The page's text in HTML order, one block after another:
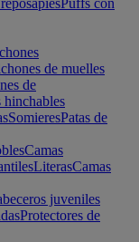
Puffs con
de muelles
de
hinchables
SomieresPatas de
Camas
LiterasCamas
juveniles
Protectores de